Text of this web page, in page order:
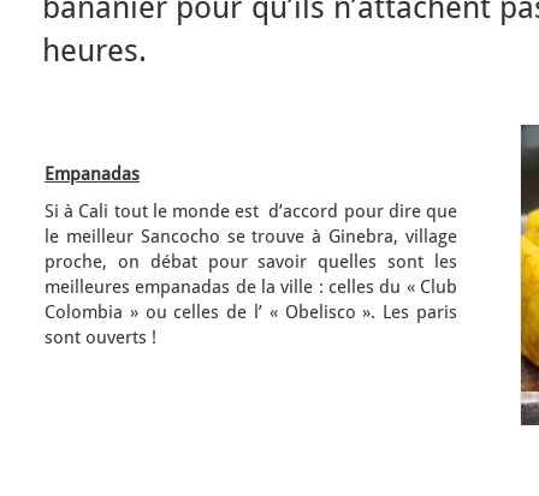
heures.
Empanadas
Si à Cali tout le monde est d’accord pour dire que
le meilleur Sancocho se trouve à Ginebra, village
proche, on débat pour savoir quelles sont les
meilleures empanadas de la ville : celles du « Club
Colombia » ou celles de l’ « Obelisco ». Les paris
sont ouverts !